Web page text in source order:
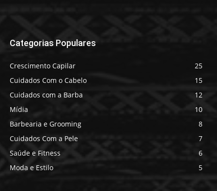
Categorias Populares
Crescimento Capilar
25
Cuidados Com o Cabelo
15
Cuidados com a Barba
12
Mídia
10
Barbearia e Grooming
8
Cuidados Com a Pele
7
Saúde e Fitness
6
Moda e Estilo
5